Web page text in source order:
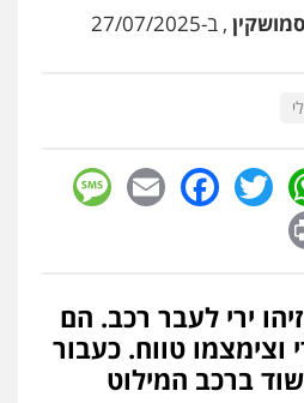
קריטי
לביא
גישור
, ב-27/07/2025
WhatsApp
Twitter
Facebook
Email
ירי לעבר רכב. הם
וצימצמו טווח. כעבור
ברכב המילוט